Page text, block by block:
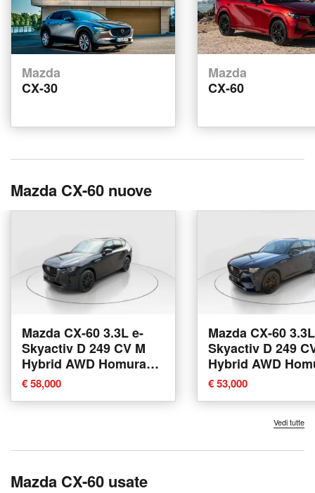
Mazda
CX-30
Mazda
CX-60
Mazda CX-60 nuove
Mazda CX-60 3.3L e-
Skyactiv D 249 CV M
Hybrid AWD Homura
nuova a Modena
€ 58,000
Mazda CX-60
Skyactiv D 249
Hybrid AWD
nuova a Modena
€ 53,000
Vedi tutte
Mazda CX-60 usate